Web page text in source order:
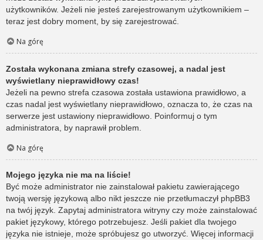
użytkowników. Jeżeli nie jesteś zarejestrowanym użytkownikiem –
teraz jest dobry moment, by się zarejestrować.
Na górę
Została wykonana zmiana strefy czasowej, a nadal jest
wyświetlany nieprawidłowy czas!
Jeżeli na pewno strefa czasowa została ustawiona prawidłowo, a
czas nadal jest wyświetlany nieprawidłowo, oznacza to, że czas na
serwerze jest ustawiony nieprawidłowo. Poinformuj o tym
administratora, by naprawił problem.
Na górę
Mojego języka nie ma na liście!
Być może administrator nie zainstalował pakietu zawierającego
twoją wersję językową albo nikt jeszcze nie przetłumaczył phpBB3
na twój język. Zapytaj administratora witryny czy może zainstalować
pakiet językowy, którego potrzebujesz. Jeśli pakiet dla twojego
języka nie istnieje, może spróbujesz go utworzyć. Więcej informacji